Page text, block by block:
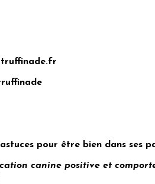
pour être bien dans ses
canine positive et